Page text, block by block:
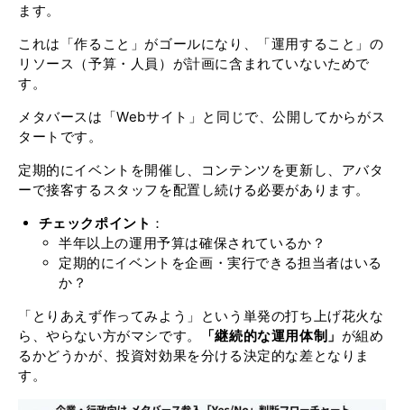
ます。
これは「作ること」がゴールになり、「運用すること」の
リソース（予算・人員）が計画に含まれていないためで
す。
メタバースは「Webサイト」と同じで、公開してからがス
タートです。
定期的にイベントを開催し、コンテンツを更新し、アバタ
ーで接客するスタッフを配置し続ける必要があります。
チェックポイント ：
半年以上の運用予算は確保されているか？
定期的にイベントを企画・実行できる担当者はいる
か？
「とりあえず作ってみよう」という単発の打ち上げ花火な
ら、やらない方がマシです。
「継続的な運用体制」 が組め
るかどうかが、投資対効果を分ける決定的な差となりま
す。